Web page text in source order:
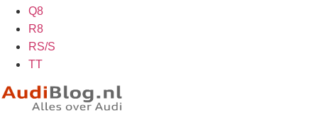
Q8
R8
RS/S
TT